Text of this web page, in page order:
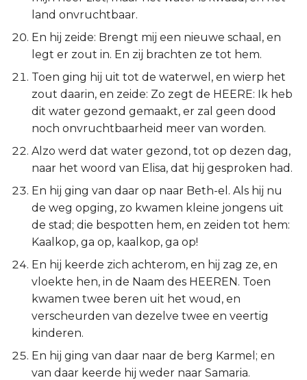
land onvruchtbaar.
En hij zeide: Brengt mij een nieuwe schaal, en
legt er zout in. En zij brachten ze tot hem.
Toen ging hij uit tot de waterwel, en wierp het
zout daarin, en zeide: Zo zegt de HEERE: Ik heb
dit water gezond gemaakt, er zal geen dood
noch onvruchtbaarheid meer van worden.
Alzo werd dat water gezond, tot op dezen dag,
naar het woord van Elisa, dat hij gesproken had.
En hij ging van daar op naar Beth-el. Als hij nu
de weg opging, zo kwamen kleine jongens uit
de stad; die bespotten hem, en zeiden tot hem:
Kaalkop, ga op, kaalkop, ga op!
En hij keerde zich achterom, en hij zag ze, en
vloekte hen, in de Naam des HEEREN. Toen
kwamen twee beren uit het woud, en
verscheurden van dezelve twee en veertig
kinderen.
En hij ging van daar naar de berg Karmel; en
van daar keerde hij weder naar Samaria.